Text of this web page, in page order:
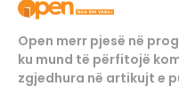
Open merr pjesë në
ku mund të përfitojë
zgjedhura në artikujt e